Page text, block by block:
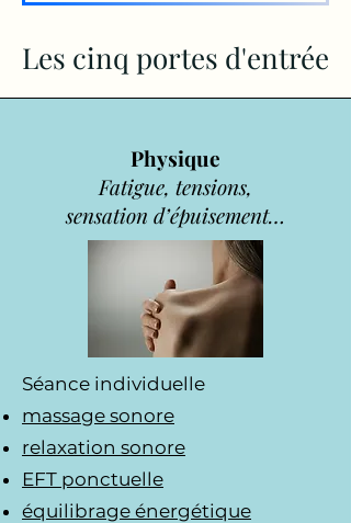
Les cinq portes d'entrée
Physique
Fatigue, tensions,
sensation d’épuisement…
Séance individuelle
massage sonore
relaxation sonore
EFT ponctuelle
équilibrage énergétique